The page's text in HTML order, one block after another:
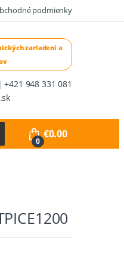
podmienky
948 331 081
0
€0.00